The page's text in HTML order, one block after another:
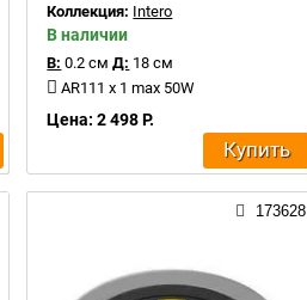
Коллекция: Intero
В наличии
В: 0.2 см Д: 18 см
AR111 x 1 max 50W
Цена: 2 498 Р.
Купить
173628